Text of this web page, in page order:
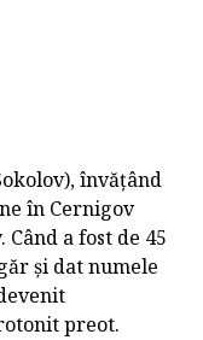
învățând
în Cernigov
a fost de 45
și dat numele
preot.